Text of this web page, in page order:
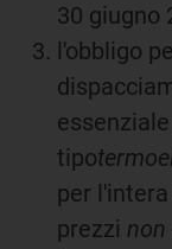
30 giugno
l'obbligo
tipo
per
prezzi